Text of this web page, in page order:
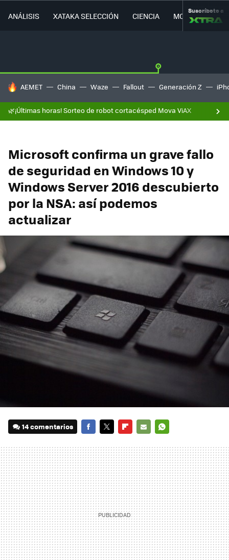
ANÁLISIS XATAKA SELECCIÓN CIENCIA MOVILIDAD
Suscríbete a
HOY SE HABLA DE
AEMET China Waze Fallout Generación Z
🌿¡Últimas horas! Sorteo de robot cortacésped Mova ViAX
Microsoft confirma un grave fallo
de seguridad en Windows 10 y
Windows Server 2016 descubierto
por la NSA: así podemos
actualizar
14 comentarios
MAIL